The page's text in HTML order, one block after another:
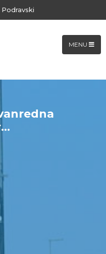
MENU